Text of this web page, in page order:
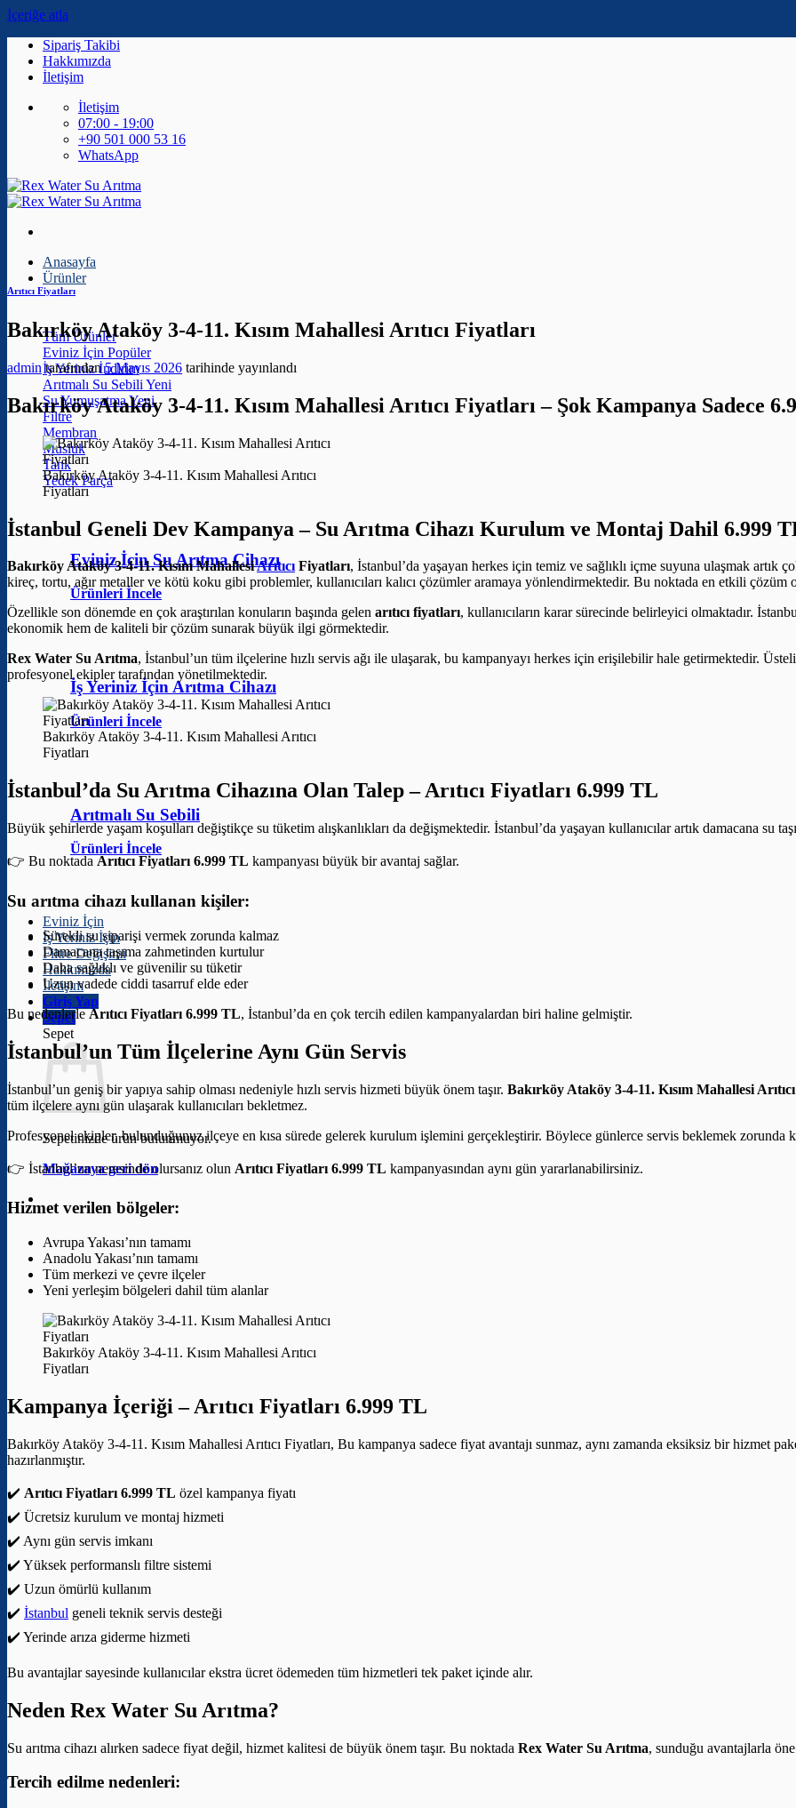
İçeriğe atla
Sipariş Takibi
Hakkımızda
İletişim
İletişim
07:00 - 19:00
+90 501 000 53 16
WhatsApp
Anasayfa
Ürünler
Tüm Ürünler
Eviniz İçin
İş Yeriniz
Arıtmalı Su Sebili
Su Yumuşatma
Filtre
Membran
Musluk
Tank
Yedek Parça
Eviniz İçin Su Arıtma Cihazı
Ürünleri İncele
İş Yeriniz İçin Arıtma Cihazı
Ürünleri İncele
Arıtmalı Su Sebili
Ürünleri İncele
Eviniz İçin
İş Yeriniz İçin
Filtre Değişimi
Hakkımızda
İletişim
Giriş Yap
Sepet
Sepet
Sepetinizde ürün bulunmuyor.
Mağazaya geri dön
Arıtıcı Fiyatları
Bakırköy Ataköy 3-4-11. Kısım Mahallesi Arıtıcı Fiyatları
admintarafından 5 Mayıs 2026 tarihinde yayınlandı
Bakırköy Ataköy 3-4-11. Kısım Mahallesi Arıtıcı Fiyatları – Şok Kampanya Sadece
Bakırköy Ataköy 3-4-11. Kısım Mahallesi Arıtıcı
Fiyatları
İstanbul Geneli Dev Kampanya – Su Arıtma Cihazı Kurulum ve Montaj Dahil 6.999
Bakırköy Ataköy 3-4-11. Kısım MahallesiArıtıcıFiyatları, İstanbul’da yaşayan herkes için temiz ve sağlıklı içme suyuna ulaşmak artık
kireç, tortu, ağır metaller ve kötü koku gibi problemler, kullanıcıları kalıcı çözümler aramaya yönlendirmektedir. Bu noktada en etkili çözüm
Özellikle son dönemde en çok araştırılan konuların başında gelen arıtıcı fiyatları, kullanıcıların karar sürecinde belirleyici olmaktadır.
ekonomik hem de kaliteli bir çözüm sunarak büyük ilgi görmektedir.
Rex Water Su Arıtma, İstanbul’un tüm ilçelerine hızlı servis ağı ile ulaşarak, bu kampanyayı herkes için erişilebilir hale getirmektedir.
profesyonel ekipler tarafından yönetilmektedir.
Bakırköy Ataköy 3-4-11. Kısım Mahallesi Arıtıcı
Fiyatları
İstanbul’da Su Arıtma Cihazına Olan Talep –Arıtıcı Fiyatları 6.999 TL
Büyük şehirlerde yaşam koşulları değiştikçe su tüketim alışkanlıkları da değişmektedir. İstanbul’da yaşayan kullanıcılar artık damacana su
👉 Bu noktada Arıtıcı Fiyatları 6.999 TL kampanyası büyük bir avantaj sağlar.
Su arıtma cihazı kullanan kişiler:
Sürekli su siparişi vermek zorunda kalmaz
Damacana taşıma zahmetinden kurtulur
Daha sağlıklı ve güvenilir su tüketir
Uzun vadede ciddi tasarruf elde eder
Bu nedenlerleArıtıcı Fiyatları 6.999 TL, İstanbul’da en çok tercih edilen kampanyalardan biri haline gelmiştir.
İstanbul’un Tüm İlçelerine Aynı Gün Servis
İstanbul’un geniş bir yapıya sahip olması nedeniyle hızlı servis hizmeti büyük önem taşır. Bakırköy Ataköy 3-4-11. Kısım Mahallesi
tüm ilçelere aynı gün ulaşarak kullanıcıları bekletmez.
Profesyonel ekipler, bulunduğunuz ilçeye en kısa sürede gelerek kurulum işlemini gerçekleştirir. Böylece günlerce servis beklemek zorunda
👉 İstanbul’un neresinde olursanız olun Arıtıcı Fiyatları 6.999 TL kampanyasından aynı gün yararlanabilirsiniz.
Hizmet verilen bölgeler:
Avrupa Yakası’nın tamamı
Anadolu Yakası’nın tamamı
Tüm merkezi ve çevre ilçeler
Yeni yerleşim bölgeleri dahil tüm alanlar
Bakırköy Ataköy 3-4-11. Kısım Mahallesi Arıtıcı
Fiyatları
Kampanya İçeriği –Arıtıcı Fiyatları 6.999 TL
Bakırköy Ataköy 3-4-11. Kısım Mahallesi Arıtıcı Fiyatları, Bu kampanya sadece fiyat avantajı sunmaz, aynı zamanda eksiksiz bir hizmet
hazırlanmıştır.
✔️ Arıtıcı Fiyatları 6.999 TL özel kampanya fiyatı
✔️ Ücretsiz kurulum ve montaj hizmeti
✔️ Aynı gün servis imkanı
✔️ Yüksek performanslı filtre sistemi
✔️ Uzun ömürlü kullanım
✔️ İstanbul geneli teknik servis desteği
✔️ Yerinde arıza giderme hizmeti
Bu avantajlar sayesinde kullanıcılar ekstra ücret ödemeden tüm hizmetleri tek paket içinde alır.
Neden Rex Water Su Arıtma?
Su arıtma cihazı alırken sadece fiyat değil, hizmet kalitesi de büyük önem taşır. Bu noktada Rex Water Su Arıtma, sunduğu avantajlarla öne
Tercih edilme nedenleri: